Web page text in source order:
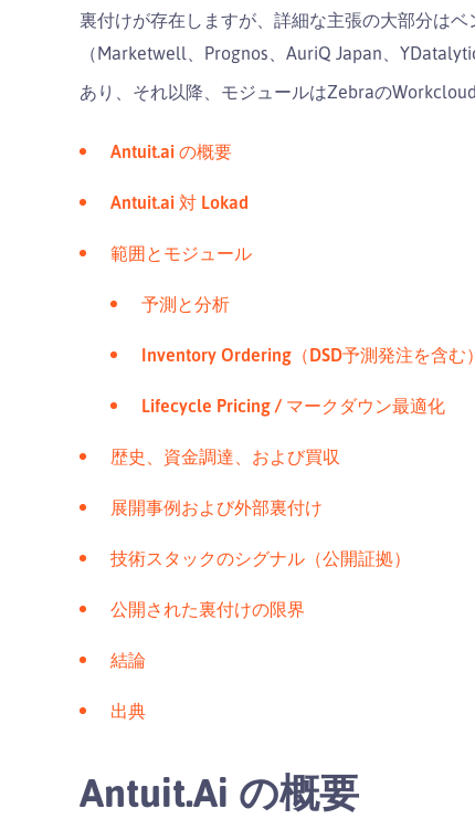
裏付けが存在しますが、詳細な主張の大部分は
（Marketwell、Prognos、AuriQ Japan、
あり、それ以降、モジュールはZebraの
Antuit.ai の概要
Antuit.ai 対 Lokad
範囲とモジュール
予測と分析
Inventory Ordering（DSD予測発注を含む）
Lifecycle Pricing / マークダウン最適化
歴史、資金調達、および買収
展開事例および外部裏付け
技術スタックのシグナル（公開証拠）
公開された裏付けの限界
結論
出典
Antuit.ai の概要